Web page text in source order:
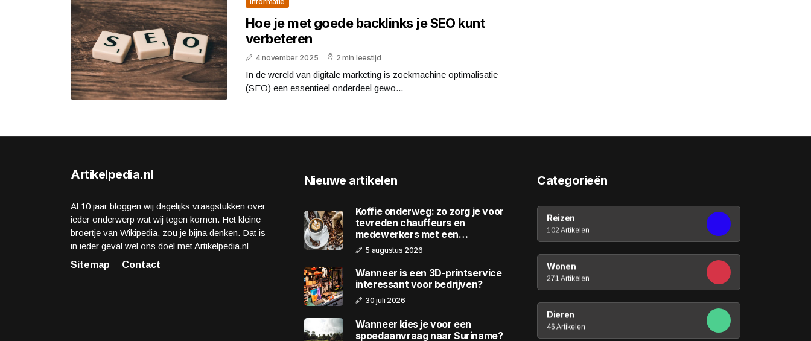
Hoe je met goede backlinks je SEO kunt
verbeteren
4 november 2025 2 min leestijd
In de wereld van digitale marketing is zoekmachine optimalisatie
(SEO) een essentieel onderdeel gewo...
Artikelpedia.nl
Al 10 jaar bloggen wij dagelijks vraagstukken over
ieder onderwerp wat wij tegen komen. Het kleine
broertje van Wikipedia, zou je bijna denken. Dat is
in ieder geval wel ons doel met Artikelpedia.nl
Sitemap
Contact
Nieuwe artikelen
Koffie onderweg: zo zorg je voor
tevreden chauffeurs en
medewerkers met een
wagenpark
5 augustus 2026
Wanneer is een 3D-printservice
interessant voor bedrijven?
30 juli 2026
Wanneer kies je voor een
spoedaanvraag naar Suriname?
Categorieën
Reizen
102 Artikelen
Wonen
271 Artikelen
Dieren
46 Artikelen